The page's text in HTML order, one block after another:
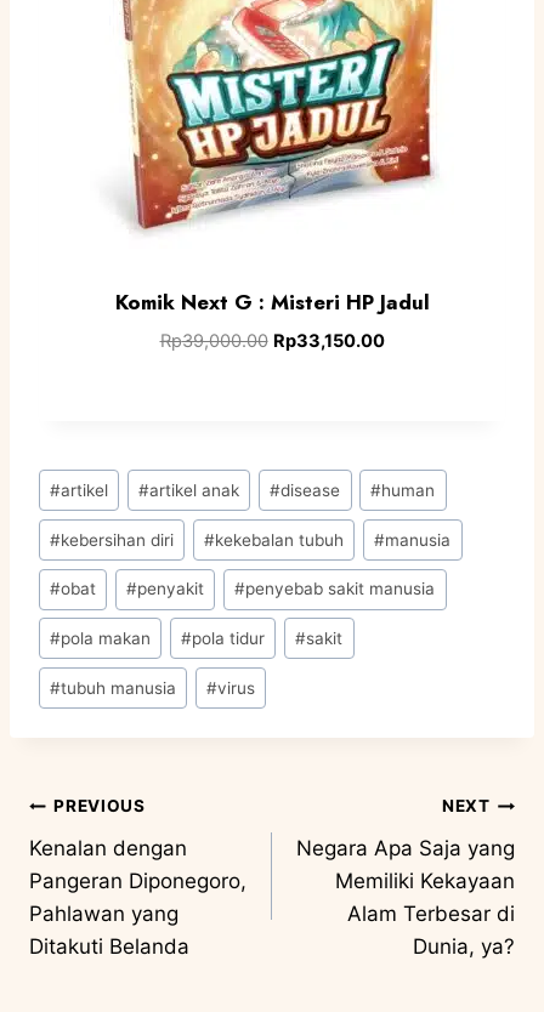
Komik Next G : Misteri HP Jadul
Rp39,000.00 Rp33,150.00
#artikel #artikel anak #disease #human
#kebersihan diri #kekebalan tubuh #manusia
#obat #penyakit #penyebab sakit manusia
#pola makan #pola tidur #sakit
#tubuh manusia #virus
PREVIOUS
Kenalan dengan
Pangeran Diponegoro,
Pahlawan yang
Ditakuti Belanda
NEXT
Negara Apa Saja yang
Memiliki Kekayaan
Alam Terbesar di
Dunia, ya?